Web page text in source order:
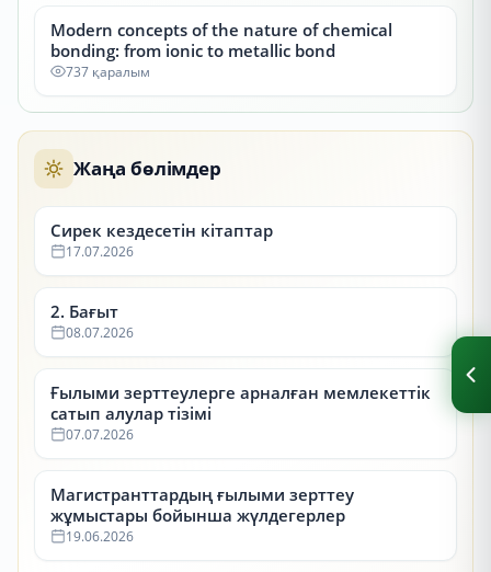
Modern concepts of the nature of chemical
bonding: from ionic to metallic bond
737 қаралым
Жаңа бөлімдер
Сирек кездесетін кітаптар
17.07.2026
2. Бағыт
08.07.2026
Ғылыми зерттеулерге арналған мемлекеттік
сатып алулар тізімі
07.07.2026
Магистранттардың ғылыми зерттеу
жұмыстары бойынша жүлдегерлер
19.06.2026